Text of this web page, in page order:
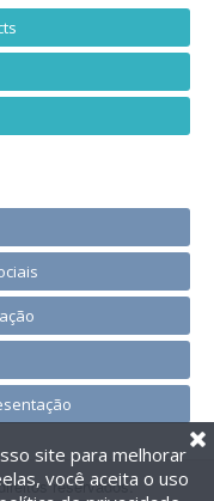
reservados.
site para melhorar
você aceita o uso